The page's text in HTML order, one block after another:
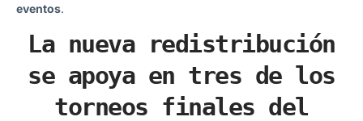
eventos.
La nueva redistribución
se apoya en tres de los
torneos finales del